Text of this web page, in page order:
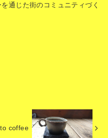
通じた街のコミュニティづく
coffee